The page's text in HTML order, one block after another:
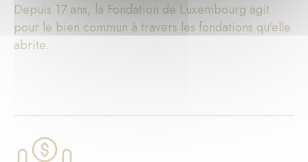
Depuis 17 ans, la Fondation de Luxembourg agit
pour le bien commun à travers les fondations qu'elle
abrite.